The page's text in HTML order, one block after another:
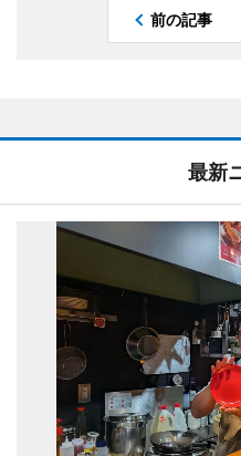
前の記事
最新